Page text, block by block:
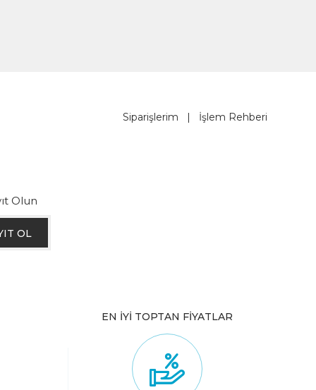
Siparişlerim | İşlem Rehberi
Olun
OL
EN İYİ TOPTAN FİYATLAR